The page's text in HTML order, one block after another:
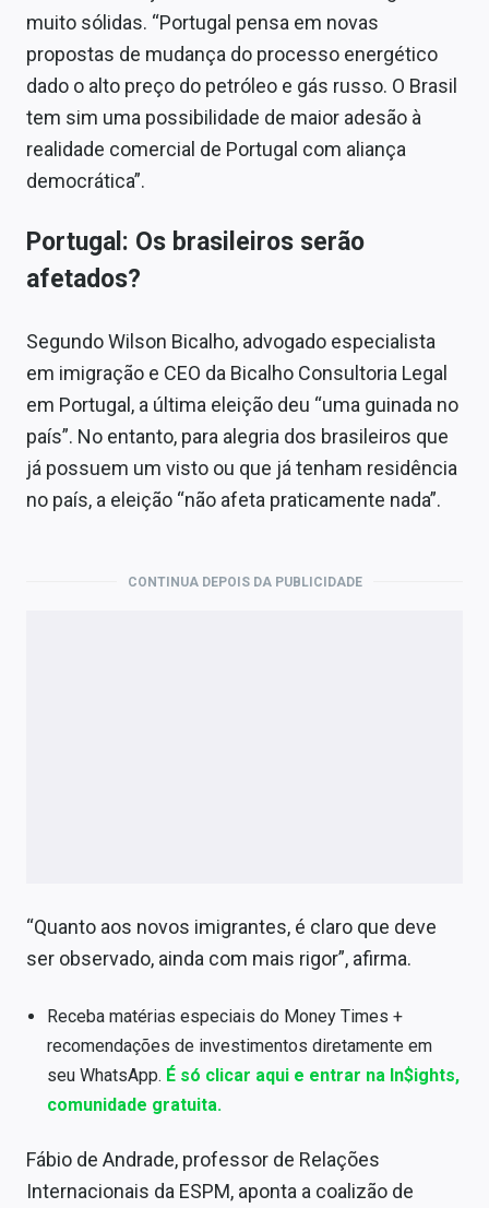
muito sólidas. “Portugal pensa em novas
propostas de mudança do processo energético
dado o alto preço do petróleo e gás russo. O Brasil
tem sim uma possibilidade de maior adesão à
realidade comercial de Portugal com aliança
democrática”.
Portugal: Os brasileiros serão
afetados?
Segundo Wilson Bicalho, advogado especialista
em imigração e CEO da Bicalho Consultoria Legal
em Portugal, a última eleição deu “uma guinada no
país”. No entanto, para alegria dos brasileiros que
já possuem um visto ou que já tenham residência
no país, a eleição “não afeta praticamente nada”.
CONTINUA DEPOIS DA PUBLICIDADE
“Quanto aos novos imigrantes, é claro que deve
ser observado, ainda com mais rigor”, afirma.
Receba matérias especiais do Money Times +
recomendações de investimentos diretamente em
seu WhatsApp. É só clicar aqui e entrar na In$ights,
comunidade gratuita.
Fábio de Andrade, professor de Relações
Internacionais da ESPM, aponta a coalizão de